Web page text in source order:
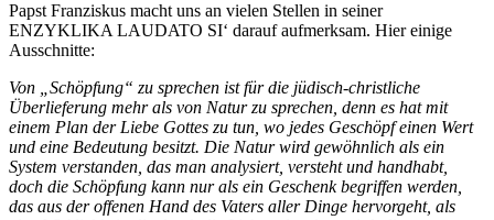
Papst Franziskus macht uns an vielen Stellen in seiner
ENZYKLIKA LAUDATO SI‘ darauf aufmerksam. Hier einige
Ausschnitte:
Von „Schöpfung“ zu sprechen ist für die jüdisch-christliche
Überlieferung mehr als von Natur zu sprechen, denn es hat mit
einem Plan der Liebe Gottes zu tun, wo jedes Geschöpf einen Wert
und eine Bedeutung besitzt. Die Natur wird gewöhnlich als ein
System verstanden, das man analysiert, versteht und handhabt,
doch die Schöpfung kann nur als ein Geschenk begriffen werden,
das aus der offenen Hand des Vaters aller Dinge hervorgeht, als